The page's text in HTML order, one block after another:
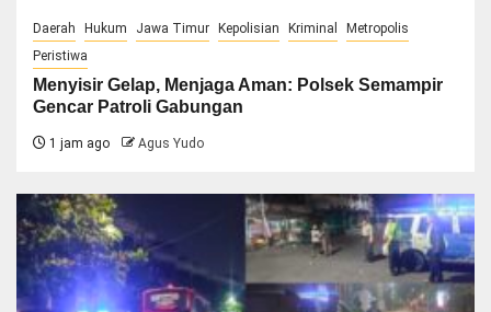
Daerah Hukum Jawa Timur Kepolisian Kriminal
Metropolis
Peristiwa
Menyisir Gelap, Menjaga Aman: Polsek Semampir
Gencar Patroli Gabungan
1 jam ago Agus Yudo